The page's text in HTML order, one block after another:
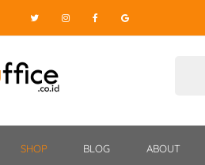
SHOP BLOG ABOUT